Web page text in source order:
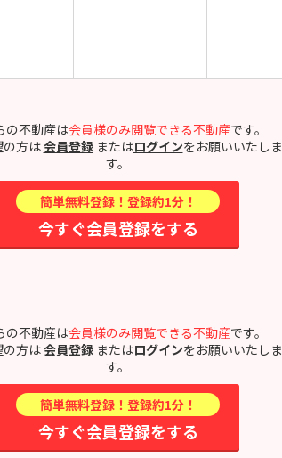
の不動産は会員様のみ閲覧できる不動産です。
の方は会員登録またはログインをお願いいたしま
す。
簡単無料登録！登録約1分！
今すぐ会員登録をする
の不動産は会員様のみ閲覧できる不動産です。
の方は会員登録またはログインをお願いいたしま
す。
簡単無料登録！登録約1分！
今すぐ会員登録をする